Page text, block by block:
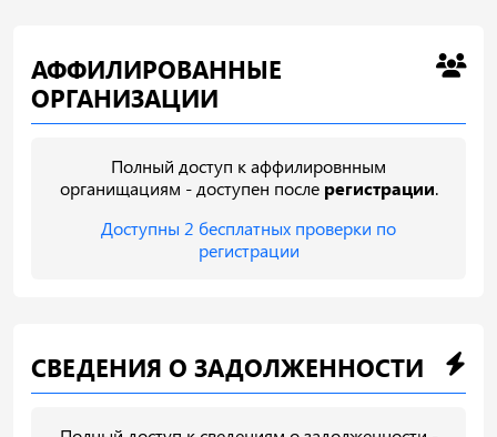
АФФИЛИРОВАННЫЕ
ОРГАНИЗАЦИИ
Полный доступ к аффилировнным
органищациям - доступен после регистрации.
Доступны 2 бесплатных проверки по
регистрации
СВЕДЕНИЯ О ЗАДОЛЖЕННОСТИ